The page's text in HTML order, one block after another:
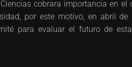
cobrara importancia en el
por este motivo, en abril de
para evaluar el futuro de